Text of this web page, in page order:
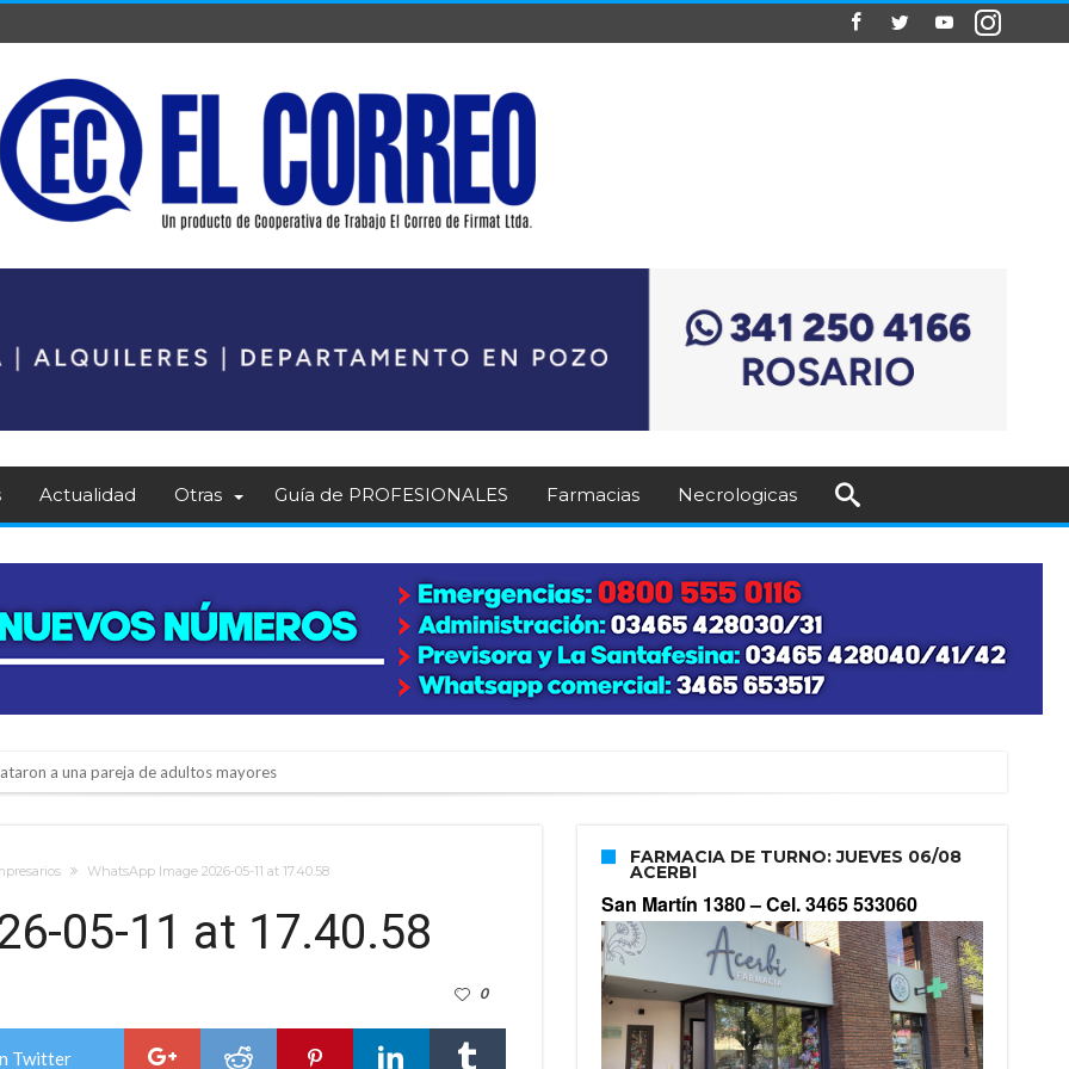
Actualidad Otras Guía de PROFESIONALES Farmacias Necrologicas
a una pareja de adultos mayores
la Expo Dose
WhatsApp Image 2026-05-11 at 17.40.58
05-11 at 17.40.58
0
Twitter
FARMACIA DE TURNO: JUEVES 06/08
ACERBI
San Martín 1380 –Cel. 3465 533060